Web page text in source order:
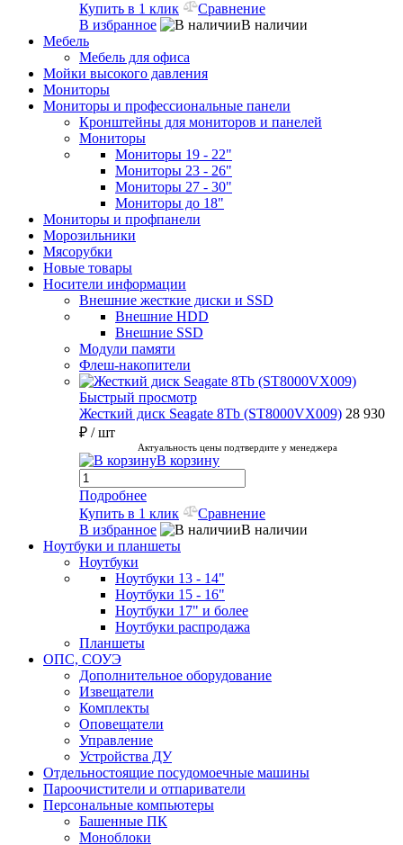
Купить в 1 клик
Сравнение
В избранное
В наличии
Мебель
Мебель для офиса
Мойки высокого давления
Мониторы
Мониторы и профессиональные панели
Кронштейны для мониторов и панелей
Мониторы
Мониторы 19 - 22"
Мониторы 23 - 26"
Мониторы 27 - 30"
Мониторы до 18"
Мониторы и профпанели
Морозильники
Мясорубки
Новые товары
Носители информации
Внешние жесткие диски и SSD
Внешние HDD
Внешние SSD
Модули памяти
Флеш-накопители
Быстрый просмотр
Жесткий диск Seagate 8Tb (ST8000VX009) 28 930
₽ / шт
Актуальность цены подтвердите у менеджера
В корзину
Подробнее
Купить в 1 клик
Сравнение
В избранное
В наличии
Ноутбуки и планшеты
Ноутбуки
Ноутбуки 13 - 14"
Ноутбуки 15 - 16"
Ноутбуки 17" и более
Ноутбуки распродажа
Планшеты
ОПС, СОУЭ
Дополнительное оборудование
Извещатели
Комплекты
Оповещатели
Управление
Устройства ДУ
Отдельностоящие посудомоечные машины
Пароочистители и отпариватели
Персональные компьютеры
Башенные ПК
Моноблоки